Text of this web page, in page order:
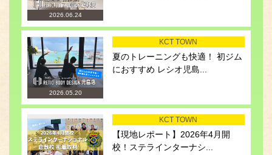
2026.06.24
2026.05.20
KCT TOWN
夏のトレーニングも快適！ 初ジム
におすすめ レシオ児島...
KCT TOWN
【現地レポート】2026年4月開
校！ステラインターナシ...